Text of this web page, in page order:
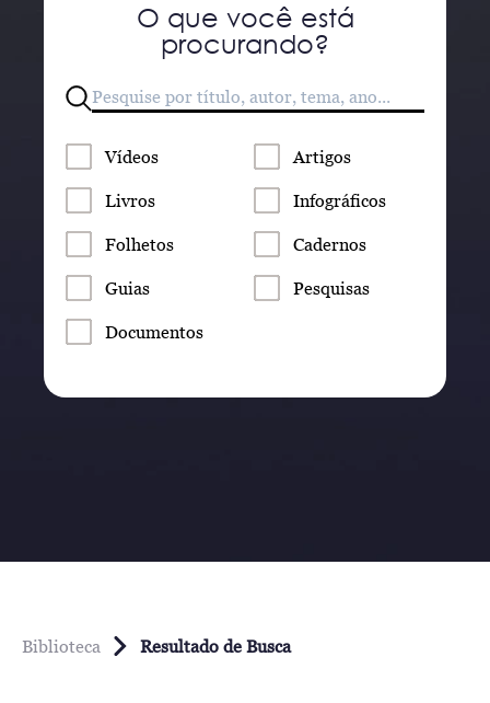
O que você está
procurando?
Vídeos Artigos
Livros Infográficos
Folhetos Cadernos
Guias Pesquisas
Documentos
Biblioteca Resultado de Busca